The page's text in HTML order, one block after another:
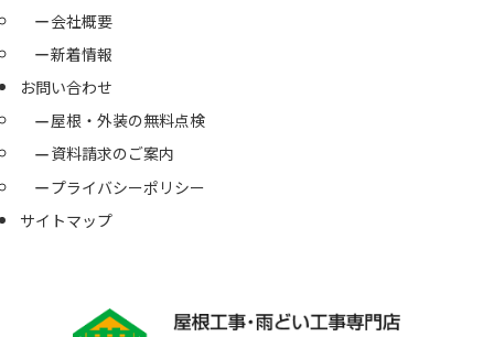
会社概要
新着情報
お問い合わせ
屋根・外装の無料点検
資料請求のご案内
プライバシーポリシー
サイトマップ